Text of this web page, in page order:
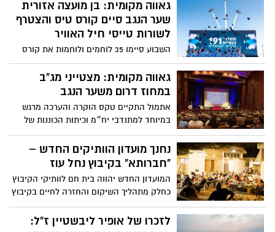
גאווה מקומית: בן מועצה אזורית
שער הנגב סיים קורס טיס והצטרף
לשורות טייסי חיל האוויר
השבוע סיימו 35 לוחמים ולוחמות את קורס
טיס 191 של חיל האוויר, וביניהם גם סגן ר’, בן
מועצה אזורית שער הנגב
גאווה מקומית: מצטייני מג"ב
במחוז דרום משער הנגב
אתמול התקיים טקס הוקרה והערכה מרגש
במיוחד למתנדבי יח״מ וכיתות הכוננות של
מג"ב דרום אנשים הפועלים יום ולילה למען
ביטחון היישובים והקהילות באזור. במהלך
הטקס הוענקו תעודות הצטיינות למתנדבים
נחנך מועדון הוותיקים החדש –
"חברותא" בקיבוץ נחל עוז
המועדון החדש יהווה בית חם לוותיקי הקיבוץ
כחלק מתהליך השיקום והחזרה לחיים בקיבוץ
בפרט ובמועצה האזורית שער הנגב בכלל
לזכרו של אופיר ליבשטיין ז"ל: